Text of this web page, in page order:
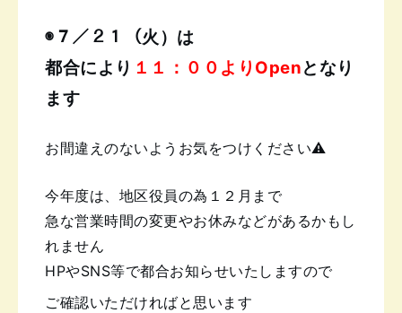
◉７／２１（火）は
都合により １１：００よりOpenとなり
ます
お間違えのないようお気をつけください⚠︎
今年度は、地区役員の為１２月まで
急な営業時間の変更やお休みなどがあるかもし
れません
HPやSNS等で都合お知らせいたしますので
ご確認いただければと思います